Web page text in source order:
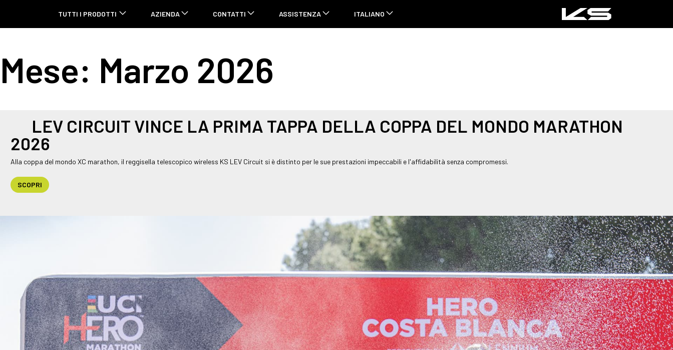
TUTTI I PRODOTTI AZIENDA CONTATTI ASSISTENZA ITALIANO
Mese: Marzo 2026
LEV CIRCUIT VINCE LA PRIMA TAPPA DELLA COPPA DEL MONDO MARATHON
2026
Alla coppa del mondo XC marathon, il reggisella telescopico wireless KS LEV Circuit si è distinto per le sue prestazioni impeccabili e l'affidabilità senza compromessi.
SCOPRI